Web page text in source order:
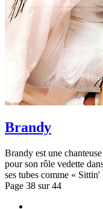
Brandy
Brandy est une
pour son rôle vedette
ses tubes comme «
Page 38 sur 44